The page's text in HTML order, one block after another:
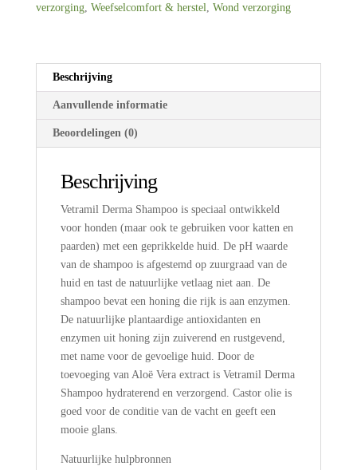
verzorging, Weefselcomfort & herstel Wond verzorging
Beschrijving
Aanvullende informatie
Beoordelingen (0)
Beschrijving
Vetramil Derma Shampoo is speciaal ontwikkeld
voor honden (maar ook te gebruiken voor katten en
paarden) met een geprikkelde huid. De pH waarde
van de shampoo is afgestemd op zuurgraad van de
huid en tast de natuurlijke vetlaag niet aan. De
shampoo bevat een honing die rijk is aan enzymen.
De natuurlijke plantaardige antioxidanten en
enzymen uit honing zijn zuiverend en rustgevend,
met name voor de gevoelige huid. Door de
toevoeging van Aloë Vera extract is Vetramil Derma
Shampoo hydraterend en verzorgend. Castor olie is
goed voor de conditie van de vacht en geeft een
mooie glans.
Natuurlijke hulpbronnen